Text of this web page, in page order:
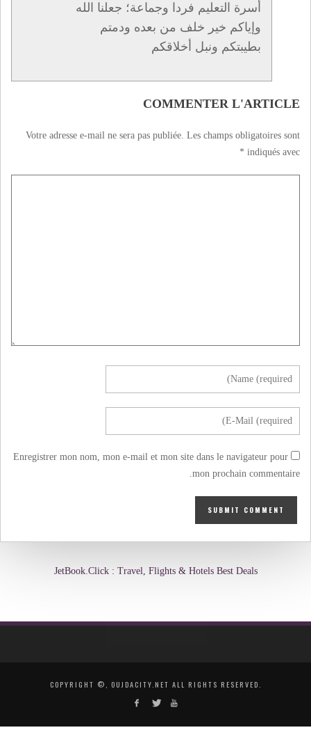
أسرة التعليم فردا وجماعة؛ جعلنا الله
وإياكم خير خلف من بعده ودمتم
بطيبتكم ونبل أخلاقكم
COMMENTER L'ARTICLE
Votre adresse e-mail ne sera pas publiée. Les champs obligatoires sont
indiqués avec
*
Enregistrer mon nom, mon e-mail et mon site dans le navigateur pour
mon prochain commentaire.
JetBook.Click : Travel, Flights & Hotels Best Deals
COPYRIGHT ©, OUJDACITY.NET ALL RIGHTS RESERVED.